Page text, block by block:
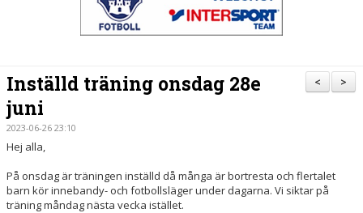
TRUPPEN
BILDGALLERI
DOKUMENT
KONTAKT
>
<
Inställd träning onsdag 28e
juni
2023-06-26 23:10
Hej alla,
På onsdag är träningen inställd då många är bortresta och flertalet
barn kör innebandy- och fotbollsläger under dagarna. Vi siktar på
träning måndag nästa vecka istället.